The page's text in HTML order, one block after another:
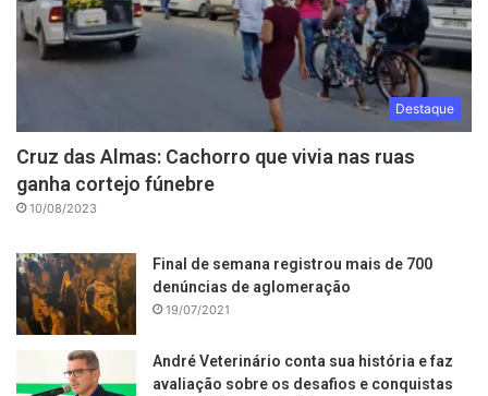
Destaque
Cruz das Almas: Cachorro que vivia nas ruas
ganha cortejo fúnebre
10/08/2023
Final de semana registrou mais de 700
denúncias de aglomeração
19/07/2021
André Veterinário conta sua história e faz
avaliação sobre os desafios e conquistas